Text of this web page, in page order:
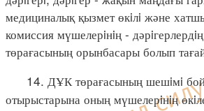
медициналық қызмет өкiлi және
комиссия мүшелерiнiң -
төрағасының орынбасары болып
14. ДҰК төрағасының шешiмi
отырыстарына оның мүшелерiнiң